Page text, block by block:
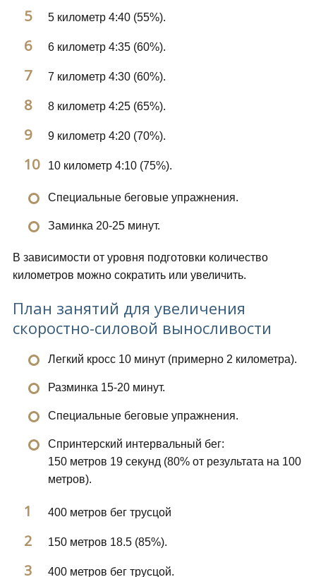
5 километр 4:40 (55%).
6 километр 4:35 (60%).
7 километр 4:30 (60%).
8 километр 4:25 (65%).
9 километр 4:20 (70%).
10 километр 4:10 (75%).
Специальные беговые упражнения.
Заминка 20-25 минут.
В зависимости от уровня подготовки количество
километров можно сократить или увеличить.
План занятий для увеличения
скоростно-силовой выносливости
Легкий кросс 10 минут (примерно 2 километра).
Разминка 15-20 минут.
Специальные беговые упражнения.
Спринтерский интервальный бег:
150 метров 19 секунд (80% от результата на 100
метров).
400 метров бег трусцой
150 метров 18.5 (85%).
400 метров бег трусцой.